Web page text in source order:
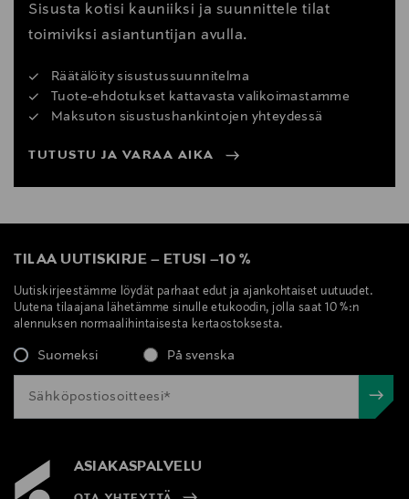
Sisusta kotisi kauniiksi ja suunnittele tilat
toimiviksi asiantuntijan avulla.
Räätälöity sisustussuunnitelma
Tuote-ehdotukset kattavasta valikoimastamme
Maksuton sisustushankintojen yhteydessä
TUTUSTU JA VARAA AIKA
TILAA UUTISKIRJE – ETUSI –10 %
Uutiskirjeestämme löydät parhaat edut ja ajankohtaiset uutuudet.
Uutena tilaajana lähetämme sinulle etukoodin, jolla saat 10 %:n
alennuksen normaalihintaisesta kertaostoksesta.
Suomeksi På svenska
ASIAKASPALVELU